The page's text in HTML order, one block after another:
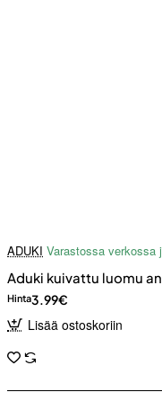
ADUKI Varastossa verkossa
Aduki kuivattu luomu
Hinta3.99€
Lisää ostoskoriin